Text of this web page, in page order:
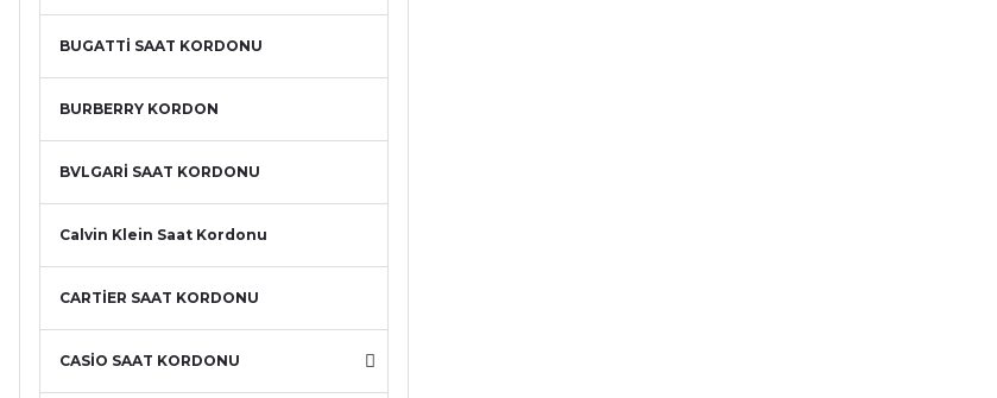
BUGATTİ SAAT KORDONU
BURBERRY KORDON
BVLGARİ SAAT KORDONU
Calvin Klein Saat Kordonu
CARTİER SAAT KORDONU
CASİO SAAT KORDONU